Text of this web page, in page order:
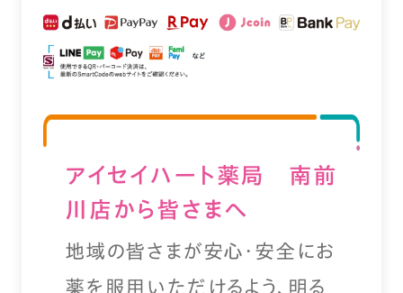
アイセイハート薬局 南前
川店から皆さまへ
地域の皆さまが安心・安全にお
薬を服用いただけるよう、明る